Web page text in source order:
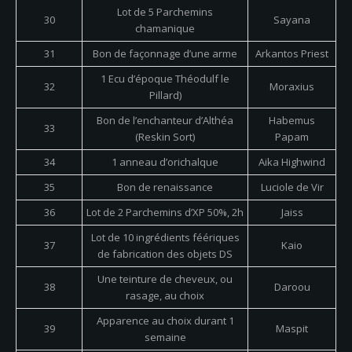
30
Lot de 5 Parchemins
chamanique
Sayana
31 Bon de façonnage d’une arme Arkantos Priest
32
1 Ecu d’époque Théodulf le
Pillard)
Moraxius
33
Bon de l’enchanteur d’Althéa
(Reskin Sort)
Habemus
Papam
34
1 anneau d’orichalque
Aika Highwind
35
Bon de renaissance
Luciole de Vir
36
Lot de 2 Parchemins d’XP 50%, 2h Jaiss
37
Lot de 10 ingrédients féériques
de fabrication des objets DS
Kaio
38
Une teinture de cheveux, ou
rasage, au choix
Daroou
39
Apparence au choix durant 1
semaine
Maspit